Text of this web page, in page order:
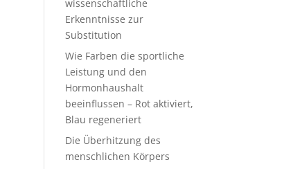
wissenschaftliche
Erkenntnisse zur
Substitution
Wie Farben die sportliche
Leistung und den
Hormonhaushalt
beeinflussen – Rot aktiviert,
Blau regeneriert
Die Überhitzung des
menschlichen Körpers